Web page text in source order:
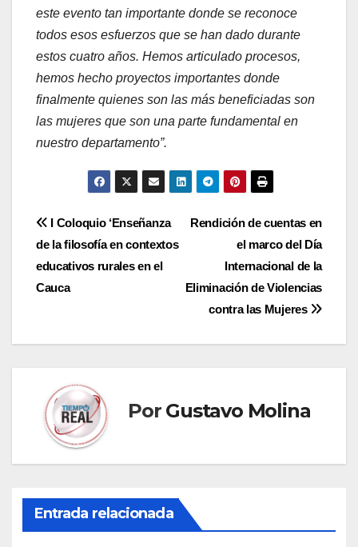
este evento tan importante donde se reconoce
todos esos esfuerzos que se han dado durante
estos cuatro años. Hemos articulado procesos,
hemos hecho proyectos importantes donde
finalmente quienes son las más beneficiadas son
las mujeres que son una parte fundamental en
nuestro departamento”.
Navegación
de
entradas
Rendición de cuentas en
el marco del Día
Internacional de la
Eliminación de Violencias
contra las Mujeres
I Coloquio ‘Enseñanza
de la filosofía en contextos
educativos rurales en el
Cauca
Por Gustavo Molina
Entrada relacionada